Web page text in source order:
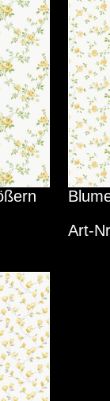
Art-